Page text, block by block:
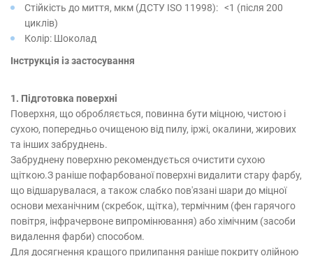
Стійкість до миття, мкм (ДСТУ ISO 11998): <1 (після 200
циклів)
Колір: Шоколад
Інструкція із застосування
1. Підготовка поверхні
Поверхня, що обробляється, повинна бути міцною, чистою і
сухою, попередньо очищеною від пилу, іржі, окалини, жирових
та інших забруднень.
Забруднену поверхню рекомендується очистити сухою
щіткою.З раніше пофарбованої поверхні видалити стару фарбу,
що відшарувалася, а також слабко пов'язані шари до міцної
основи механічним (скребок, щітка), термічним (фен гарячого
повітря, інфрачервоне випромінювання) або хімічним (засоби
видалення фарби) способом.
Для досягнення кращого прилипання раніше покриту олійною